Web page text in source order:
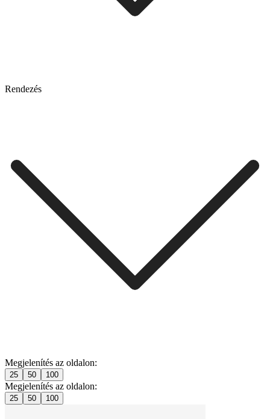
Rendezés
Megjelenítés az oldalon:
25 50 100
Megjelenítés az oldalon:
25 50 100